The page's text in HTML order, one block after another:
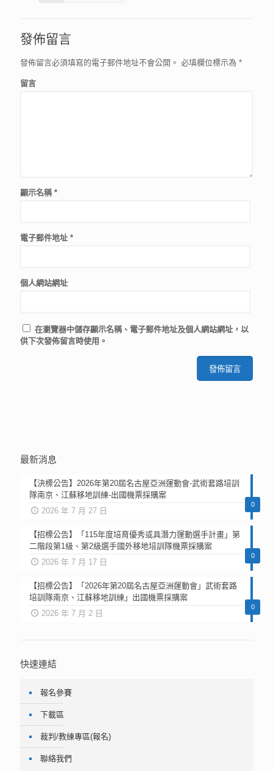
發佈留言
發佈留言必須填寫的電子郵件地址不會公開。 必填欄位標示為 *
留言
顯示名稱 *
電子郵件地址 *
個人網站網址
在瀏覽器中儲存顯示名稱、電子郵件地址及個人網站網址，以
供下次發佈留言時使用。
最新消息
0
【決標公告】2026年第20屆名古屋亞洲運動會-武術套路培訓
隊南京、江蘇移地訓練-出國機票採購案
2026 年 7 月 27 日
0
【招標公告】「115年度培育優秀或具潛力運動選手計畫」第
二階段第1級、第2級選手國外移地培訓隊機票採購案
2026 年 7 月 17 日
0
【招標公告】「2026年第20屆名古屋亞洲運動會」武術套路
培訓隊南京、江蘇移地訓練」出國機票採購案
2026 年 7 月 2 日
快速連結
報名參賽
下載區
裁判/教練專區(報名)
聯絡我們